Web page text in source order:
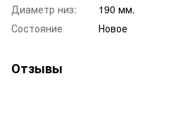
Диаметр низ:
190 мм.
Состояние
Новое
Отзывы